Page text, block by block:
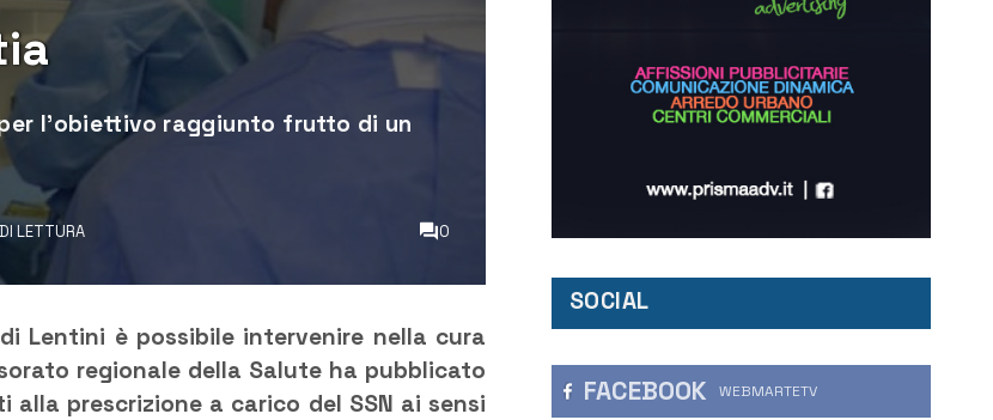
l’obiettivo raggiunto frutto di un
LETTURA 0
Lentini è possibile intervenire nella cura
regionale della Salute ha pubblicato
prescrizione a carico del SSN ai sensi
SOCIAL
FACEBOOK WEBMARTETV